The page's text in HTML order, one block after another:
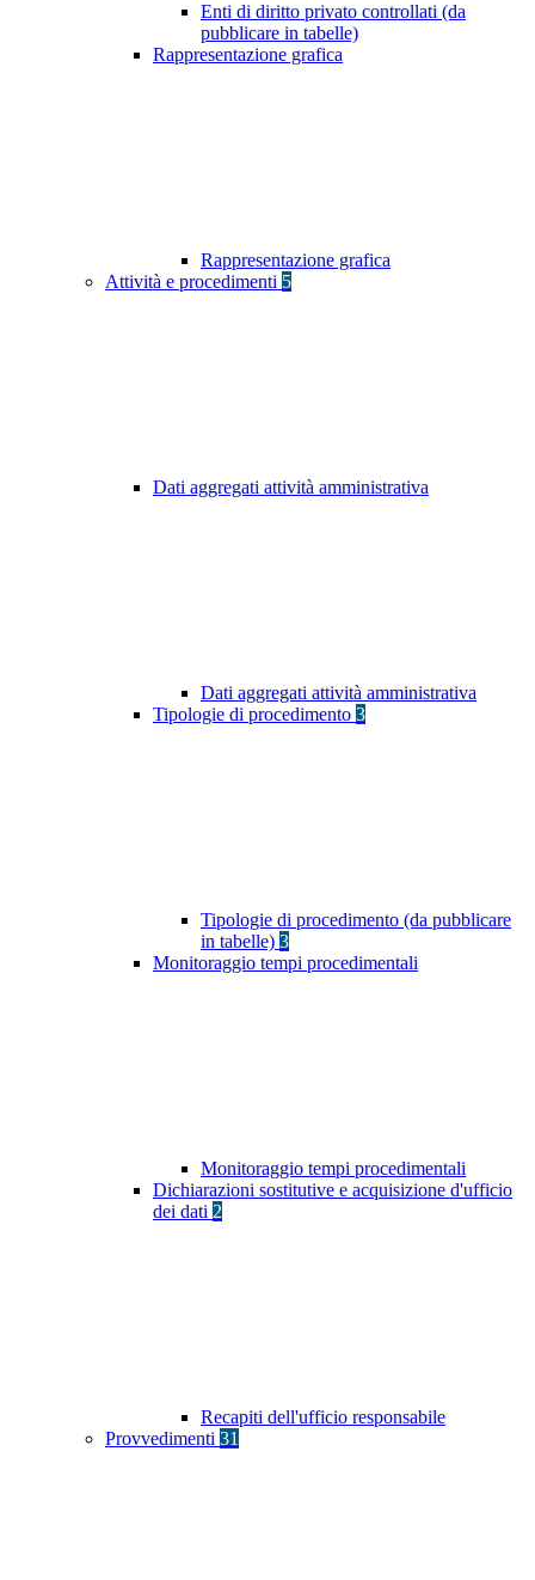
Enti di diritto privato controllati (da
pubblicare in tabelle)
Rappresentazione grafica
Rappresentazione grafica
Attività e procedimenti 5
Dati aggregati attività amministrativa
Dati aggregati attività amministrativa
Tipologie di procedimento 3
Tipologie di procedimento (da pubblicare
in tabelle) 3
Monitoraggio tempi procedimentali
Monitoraggio tempi procedimentali
Dichiarazioni sostitutive e acquisizione d'ufficio
dei dati 2
Recapiti dell'ufficio responsabile
Provvedimenti 31